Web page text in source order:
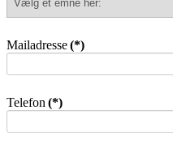
Mailadresse(*)
Telefon (*)